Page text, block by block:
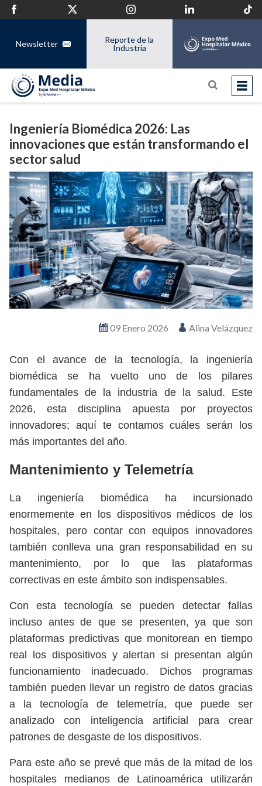
Newsletter
Reporte de la
Industria
Ingeniería Biomédica 2026: Las
innovaciones que están transformando el
sector salud
09 Enero 2026 Alina Velázquez
Con el avance de la tecnología, la ingeniería
biomédica se ha vuelto uno de los pilares
fundamentales de la industria de la salud. Este
2026, esta disciplina apuesta por proyectos
innovadores; aquí te contamos cuáles serán los
más importantes del año.
Mantenimiento y Telemetría
La ingeniería biomédica ha incursionado
enormemente en los dispositivos médicos de los
hospitales, pero contar con equipos innovadores
también conlleva una gran responsabilidad en su
mantenimiento, por lo que las plataformas
correctivas en este ámbito son indispensables.
Con esta tecnología se pueden detectar fallas
incluso antes de que se presenten, ya que son
plataformas predictivas que monitorean en tiempo
real los dispositivos y alertan si presentan algún
funcionamiento inadecuado. Dichos programas
también pueden llevar un registro de datos gracias
a la tecnología de telemetría, que puede ser
analizado con inteligencia artificial para crear
patrones de desgaste de los dispositivos.
Para este año se prevé que más de la mitad de los
hospitales medianos de Latinoamérica utilizarán